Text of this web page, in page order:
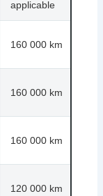
applicable
160 000 km
160 000 km
160 000 km
120 000 km